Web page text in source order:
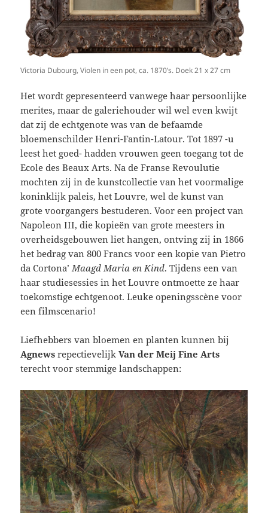
Victoria Dubourg, Violen in een pot, ca. 1870’s. Doek 21 x 27 cm
Het wordt gepresenteerd vanwege haar persoonlijke
merites, maar de galeriehouder wil wel even kwijt
dat zij de echtgenote was van de befaamde
bloemenschilder Henri-Fantin-Latour. Tot 1897 -u
leest het goed- hadden vrouwen geen toegang tot de
Ecole des Beaux Arts. Na de Franse Revoulutie
mochten zij in de kunstcollectie van het voormalige
koninklijk paleis, het Louvre, wel de kunst van
grote voorgangers bestuderen. Voor een project van
Napoleon III, die kopieën van grote meesters in
overheidsgebouwen liet hangen, ontving zij in 1866
het bedrag van 800 Francs voor een kopie van Pietro
da Cortona’ Maagd Maria en Kind. Tijdens een van
haar studiesessies in het Louvre ontmoette ze haar
toekomstige echtgenoot. Leuke openingsscène voor
een filmscenario!
Liefhebbers van bloemen en planten kunnen bij
Agnews repectievelijkVan der Meij Fine Arts
terecht voor stemmige landschappen: